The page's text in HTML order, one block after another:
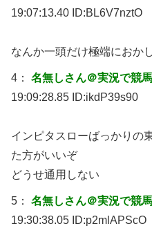
19:07:13.40 ID:BL6V7nztO
なんか一頭だけ極端におか
4： 名無しさん＠実況で競
19:09:28.85 ID:ikdP39s90
インピタスローばっかりの
た方がいいぞ
どうせ通用しない
5： 名無しさん＠実況で競
19:30:38.05 ID:p2mlAPScO